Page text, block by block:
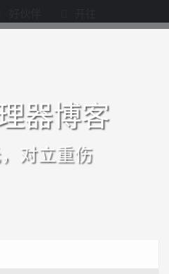
器博客
对立重伤